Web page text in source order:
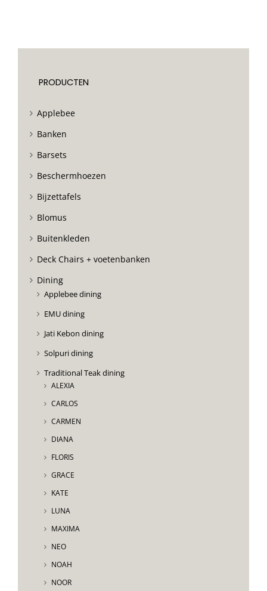
PRODUCTEN
Applebee
Banken
Barsets
Beschermhoezen
Bijzettafels
Blomus
Buitenkleden
Deck Chairs + voetenbanken
Dining
Applebee dining
EMU dining
Jati Kebon dining
Solpuri dining
Traditional Teak dining
ALEXIA
CARLOS
CARMEN
DIANA
FLORIS
GRACE
KATE
LUNA
MAXIMA
NEO
NOAH
NOOR